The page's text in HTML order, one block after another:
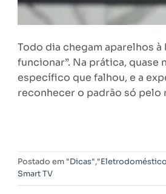
Todo dia chegam aparelhos
funcionar”. Na prática, quase
específico que falhou, e a
reconhecer o padrão só
Postado em "Dicas",
Smart TV